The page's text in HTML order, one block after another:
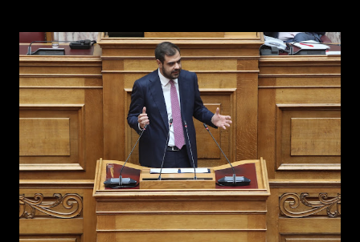
αποστολή των Πινάκων αρχείων Καταστρεπτέων Υλικών της ΠΔ
Μακεδονίας-Θράκης και ολοκληρώθηκε με το υπ.αρ.πρωτ.
23412/02-07-2025 έγγραφο της ΑΑΔΕ και το από 10-07-2025
πρωτόκολλο παράδοσης υλικών μεταξύ της ΑΑΔΕ-Γενική Δ/νση
Τελωνείων-Τμήμα Διαχείρισης Δημόσιου Υλικού και της
συνεργαζόμενης με αυτήν εταιρείας ανακύκλωσης. Διευκρινίζεται ότι
στο αρχείο αυτό δεν συμπεριλαμβάνονταν αρχειακό υλικό που είχε
κοινοποιηθεί ότι ελέγχεται και στο ψηφιακό αρχείο του ΟΠΕΚΕΠ...